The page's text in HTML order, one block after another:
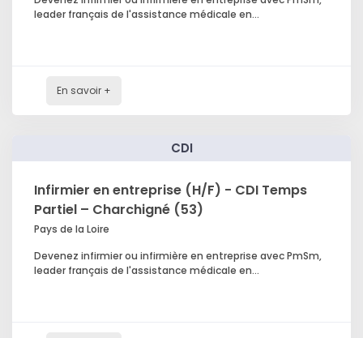
leader français de l'assistance médicale en...
En savoir +
CDI
Infirmier en entreprise (H/F) - CDI Temps
Partiel – Charchigné (53)
Pays de la Loire
Devenez infirmier ou infirmière en entreprise avec PmSm,
leader français de l'assistance médicale en...